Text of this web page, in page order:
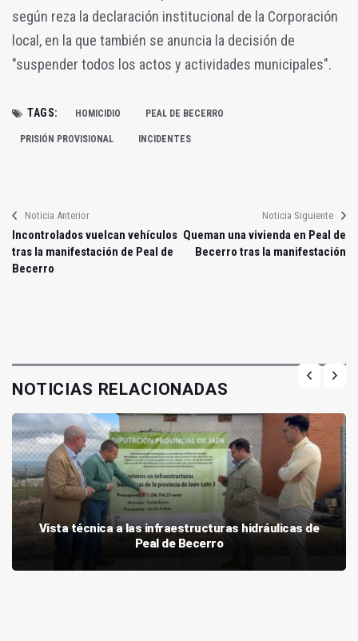
según reza la declaración institucional de la Corporación
local, en la que también se anuncia la decisión de
"suspender todos los actos y actividades municipales".
TAGS: HOMICIDIO PEAL DE BECERRO
PRISIÓN PROVISIONAL INCIDENTES
Noticia Anterior
Incontrolados vuelcan vehículos
tras la manifestación de Peal de
Becerro
Noticia Siguiente
Queman una vivienda en Peal de
Becerro tras la manifestación
NOTICIAS RELACIONADAS
Vista técnica a las infraestructuras hidráulicas de
Peal de Becerro